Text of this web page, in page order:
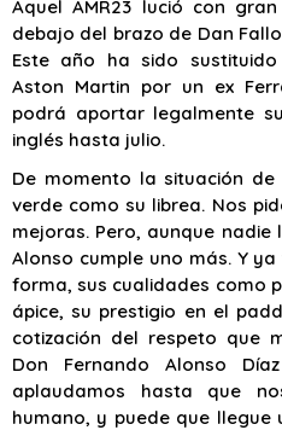
Aquel AMR23 lució con
debajo del brazo de Dan
Este año ha sido
Aston Martin por un ex
podrá aportar legalmente
inglés hasta julio.
De momento la situación
verde como su librea. Nos
mejoras. Pero, aunque
Alonso cumple uno más. Y
forma, sus cualidades como
ápice, su prestigio en el
cotización del respeto que
Don Fernando Alonso
aplaudamos hasta que
humano, y puede que llegue